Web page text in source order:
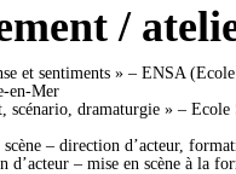
/
et sentiments » – ENSA
en-Mer
scénario, dramaturgie » –
– direction d’acteur,
d’acteur – mise en scène à la